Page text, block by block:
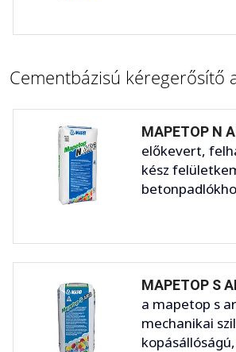
Cementbázisú kéregerősítő
MAPETOP N
előkevert,
kész
MAPETOP S
a mapetop s
mechanikai